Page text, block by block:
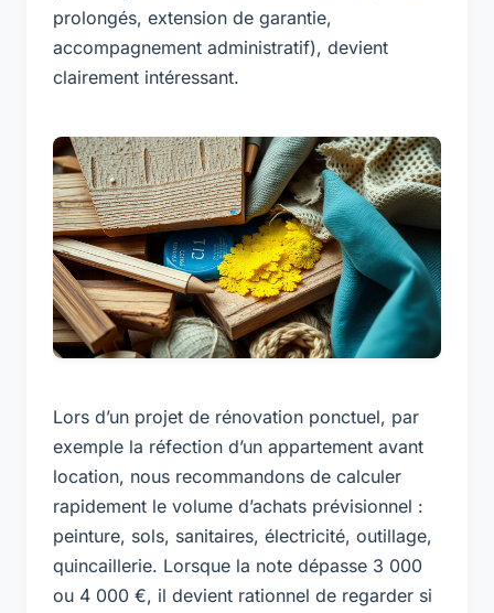
prolongés, extension de garantie,
accompagnement administratif), devient
clairement intéressant.
Lors d’un projet de rénovation ponctuel, par
exemple la réfection d’un appartement avant
location, nous recommandons de calculer
rapidement le volume d’achats prévisionnel :
peinture, sols, sanitaires, électricité, outillage,
quincaillerie. Lorsque la note dépasse 3 000
ou 4 000 €, il devient rationnel de regarder si